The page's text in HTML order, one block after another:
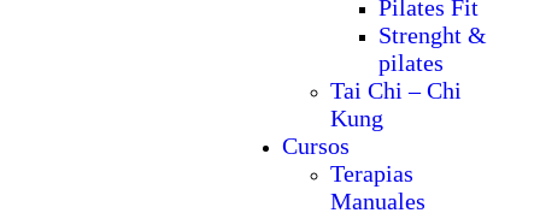
Pilates Fit
Strenght &
pilates
Tai Chi – Chi
Kung
Cursos
Terapias
Manuales